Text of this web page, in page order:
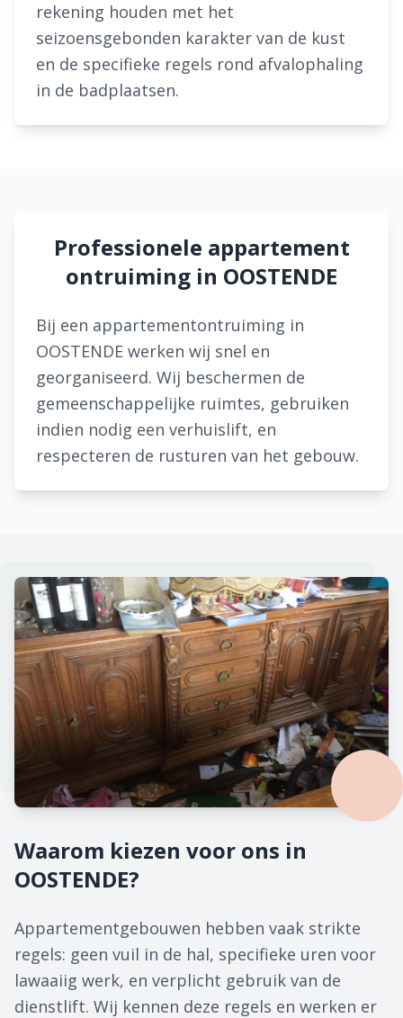
rekening houden met het
seizoensgebonden karakter van de kust
en de specifieke regels rond afvalophaling
in de badplaatsen.
Professionele appartement
ontruiming in OOSTENDE
Bij een appartementontruiming in
OOSTENDE werken wij snel en
georganiseerd. Wij beschermen de
gemeenschappelijke ruimtes, gebruiken
indien nodig een verhuislift, en
respecteren de rusturen van het gebouw.
Waarom kiezen voor ons in
OOSTENDE?
Appartementgebouwen hebben vaak strikte
regels: geen vuil in de hal, specifieke uren voor
lawaaiig werk, en verplicht gebruik van de
dienstlift. Wij kennen deze regels en werken er